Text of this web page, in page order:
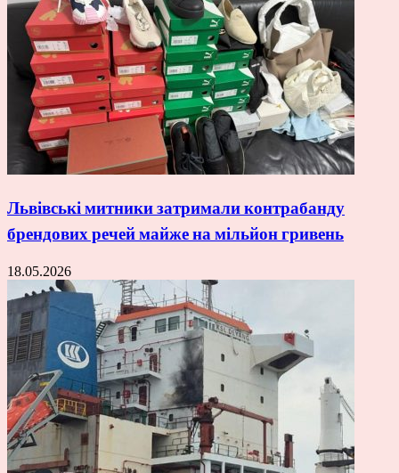
Львівські митники затримали контрабанду
брендових речей майже на мільйон гривень
18.05.2026